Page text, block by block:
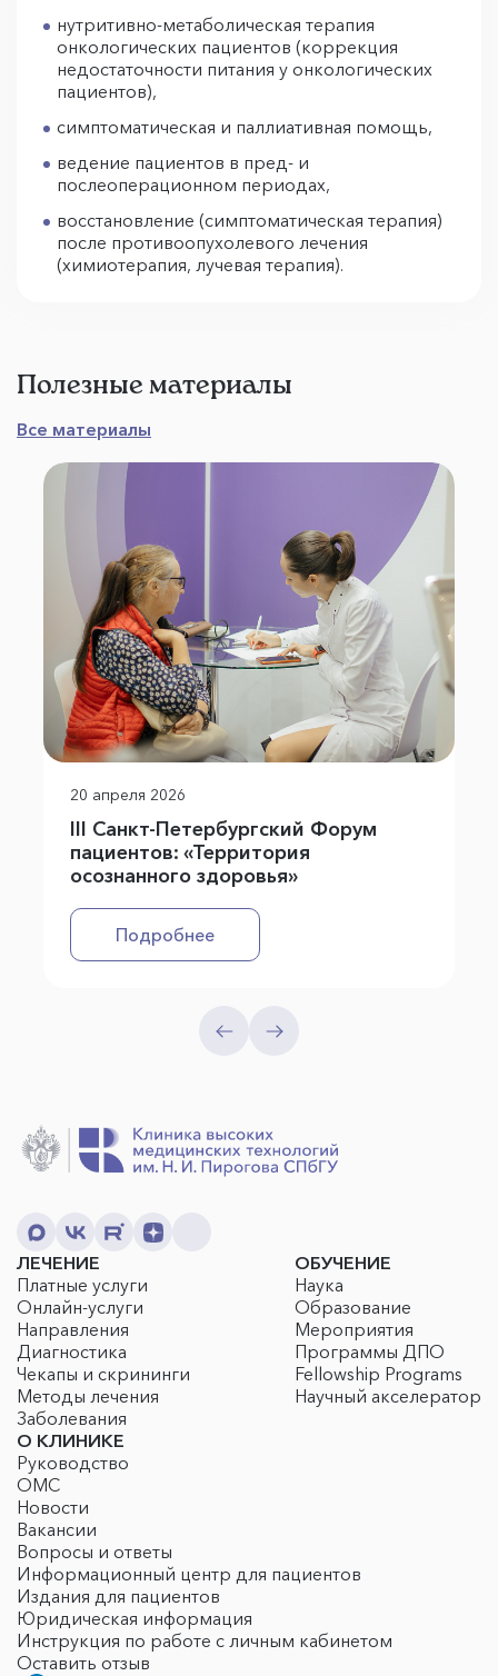
нутритивно-метаболическая терапия
онкологических пациентов (коррекция
недостаточности питания у онкологических
пациентов),
симптоматическая и паллиативная помощь,
ведение пациентов в пред- и
послеоперационном периодах,
восстановление (симптоматическая терапия)
после противоопухолевого лечения
(химиотерапия, лучевая терапия).
Полезные материалы
Все материалы
20 апреля 2026
III Санкт-Петербургский Форум
пациентов: «Территория
осознанного здоровья»
Подробнее
ЛЕЧЕНИЕ
Платные услуги
Онлайн-услуги
Направления
Диагностика
Чекапы и скрининги
Методы лечения
Заболевания
ОБУЧЕНИЕ
Наука
Образование
Мероприятия
Программы ДПО
Fellowship Programs
Научный акселератор
О КЛИНИКЕ
Руководство
ОМС
Новости
Вакансии
Вопросы и ответы
Информационный центр для пациентов
Издания для пациентов
Юридическая информация
Инструкция по работе с личным кабинетом
Оставить отзыв